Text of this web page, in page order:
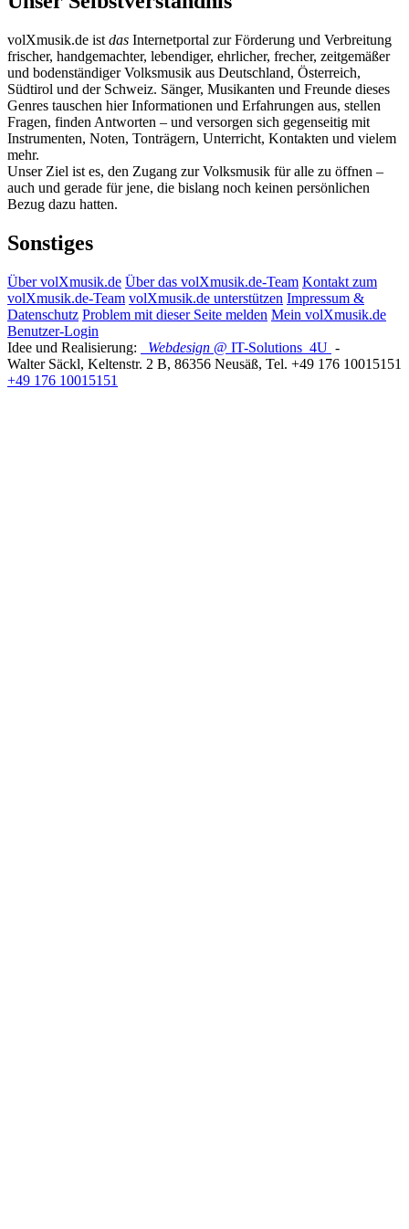
volXmusik.de ist das Internetportal zur Förderung und Verbreitung
frischer, handgemachter, lebendiger, ehrlicher, frecher, zeitgemäßer
und bodenständiger Volksmusik aus Deutschland, Österreich,
Südtirol und der Schweiz. Sänger, Musikanten und Freunde dieses
Genres tauschen hier Informationen und Erfahrungen aus, stellen
Fragen, finden Antworten – und versorgen sich gegenseitig mit
Instrumenten, Noten, Tonträgern, Unterricht, Kontakten und vielem
mehr.
Unser Ziel ist es, den Zugang zur Volksmusik für alle zu öffnen –
auch und gerade für jene, die bislang noch keinen persönlichen
Bezug dazu hatten.
Sonstiges
Über volXmusik.de Über das volXmusik.de-Team Kontakt zum
volXmusik.de-Team volXmusik.de unterstützen Impressum &
Datenschutz Problem mit dieser Seite melden Mein volXmusik.de
Benutzer-Login
Idee und Realisierung:
Webdesign @ IT-Solutions 4U -
Walter Säckl, Keltenstr. 2 B, 86356 Neusäß, Tel. +49 176 10015151
+49 176 10015151